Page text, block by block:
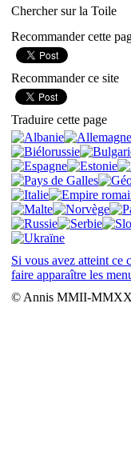
Chercher sur la Toile
Recommander cette
Recommander ce site
Traduire cette page
Si vous avez atteint ce
faire apparaître les
© Annis MMII-